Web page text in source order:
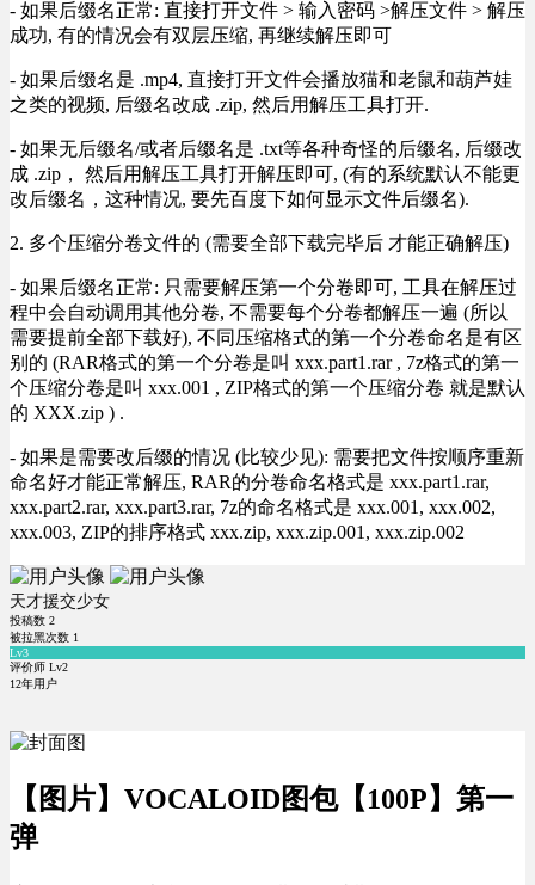
- 如果后缀名正常: 直接打开文件 > 输入密码 >解压文件 > 解压
成功, 有的情况会有双层压缩, 再继续解压即可
- 如果后缀名是 .mp4, 直接打开文件会播放猫和老鼠和葫芦娃
之类的视频, 后缀名改成 .zip, 然后用解压工具打开.
- 如果无后缀名/或者后缀名是 .txt等各种奇怪的后缀名, 后缀改
成 .zip， 然后用解压工具打开解压即可, (有的系统默认不能更
改后缀名，这种情况, 要先百度下如何显示文件后缀名).
2. 多个压缩分卷文件的 (需要全部下载完毕后 才能正确解压)
- 如果后缀名正常: 只需要解压第一个分卷即可, 工具在解压过
程中会自动调用其他分卷, 不需要每个分卷都解压一遍 (所以
需要提前全部下载好), 不同压缩格式的第一个分卷命名是有区
别的 (RAR格式的第一个分卷是叫 xxx.part1.rar , 7z格式的第一
个压缩分卷是叫 xxx.001 , ZIP格式的第一个压缩分卷 就是默认
的 XXX.zip ) .
- 如果是需要改后缀的情况 (比较少见): 需要把文件按顺序重新
命名好才能正常解压, RAR的分卷命名格式是 xxx.part1.rar,
xxx.part2.rar, xxx.part3.rar, 7z的命名格式是 xxx.001, xxx.002,
xxx.003, ZIP的排序格式 xxx.zip, xxx.zip.001, xxx.zip.002
天才援交少女
投稿数 2
被拉黑次数 1
Lv3
评价师 Lv2
12年用户
【图片】VOCALOID图包【100P】第一
弹